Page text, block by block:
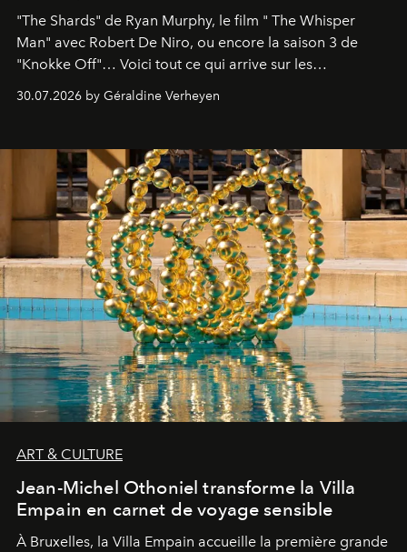
"The Shards" de Ryan Murphy, le film " The Whisper
Man" avec Robert De Niro, ou encore la saison 3 de
"Knokke Off"… Voici tout ce qui arrive sur les
30.07.2026 by Géraldine Verheyen
ART & CULTURE
Jean-Michel Othoniel transforme la Villa
Empain en carnet de voyage sensible
À Bruxelles, la Villa Empain accueille la première grande